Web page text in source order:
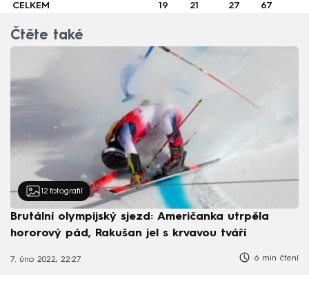
CELKEM
19 21 27 67
Čtěte také
12 fotografií
Brutální olympijský sjezd: Američanka utrpěla
hororový pád, Rakušan jel s krvavou tváří
7. úno 2022, 22:27 6 min čtení